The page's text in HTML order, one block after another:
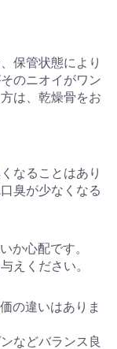
保管状態により
のニオイがワン
は、乾燥骨をお
なることはあり
臭が少なくなる
か心配です。
えください。
の違いはありま
などバランス良